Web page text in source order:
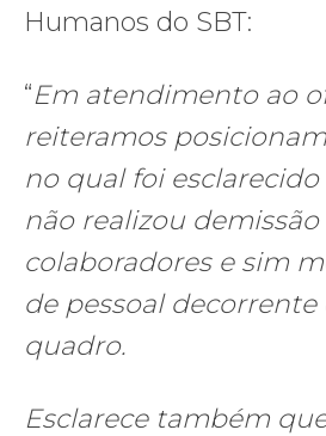
Humanos do SBT:
“Em atendimento ao
reiteramos
no qual foi esclarecido
não realizou
colaboradores e sim
de pessoal
quadro.
Esclarece também